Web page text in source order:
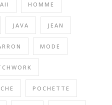
HOMME
JAVA JEAN
MODE
POCHETTE